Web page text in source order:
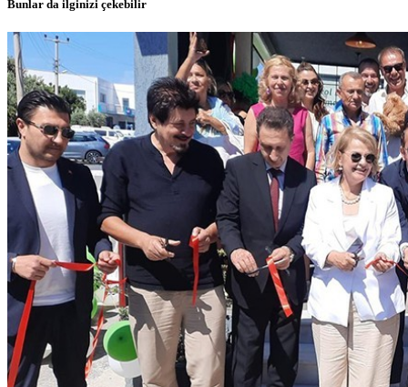
Bunlar da ilginizi çekebilir